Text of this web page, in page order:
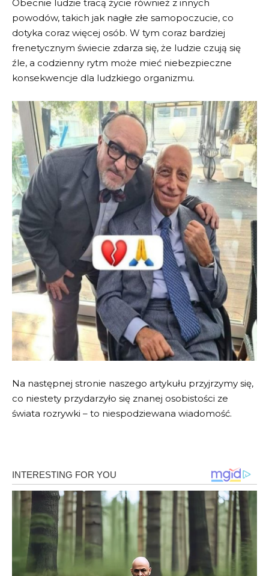
Obecnie ludzie tracą życie również z innych
powodów, takich jak nagłe złe samopoczucie, co
dotyka coraz więcej osób. W tym coraz bardziej
frenetycznym świecie zdarza się, że ludzie czują się
źle, a codzienny rytm może mieć niebezpieczne
konsekwencje dla ludzkiego organizmu.
Na następnej stronie naszego artykułu przyjrzymy się,
co niestety przydarzyło się znanej osobistości ze
świata rozrywki – to niespodziewana wiadomość.